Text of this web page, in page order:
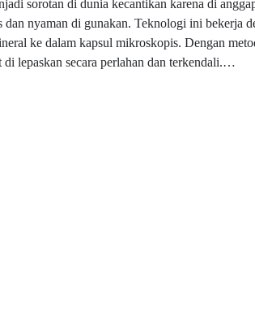
sorotan di dunia kecantikan karena di
dan nyaman di gunakan. Teknologi ini bekerja
ke dalam kapsul mikroskopis. Dengan
lepaskan secara perlahan dan terkendali.…